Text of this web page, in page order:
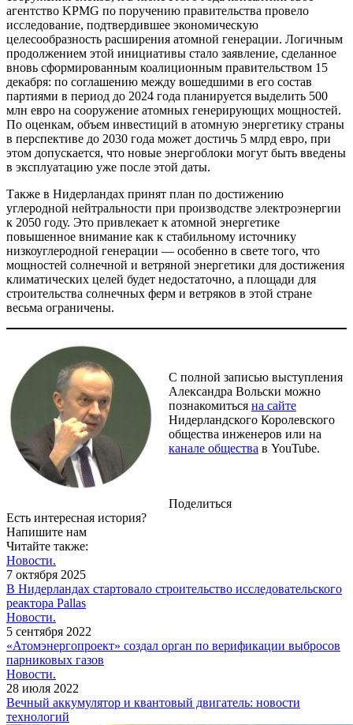
агентство KPMG по поручению правительства провело
исследование, подтвердившее экономическую
целесообразность расширения атомной генерации. Логичным
продолжением этой инициативы стало заявление, сделанное
вновь сформированным коалиционным правительством 15
декабря: по соглашению между вошедшими в его состав
партиями в период до 2024 года планируется выделить 500
млн евро на сооружение атомных генерирующих мощностей.
По оценкам, объем инвестиций в атомную энергетику страны
в перспективе до 2030 года может достичь 5 млрд евро, при
этом допускается, что новые энергоблоки могут быть введены
в эксплуатацию уже после этой даты.
Также в Нидерландах принят план по достижению
углеродной нейтральности при производстве электроэнергии
к 2050 году. Это привлекает к атомной энергетике
повышенное внимание как к стабильному источнику
низкоуглеродной генерации — особенно в свете того, что
мощностей солнечной и ветряной энергетики для достижения
климатических целей будет недостаточно, а площади для
строительства солнечных ферм и ветряков в этой стране
весьма ограничены.
С полной записью выступления
Александра Вольски можно
познакомиться на сайте
Нидерландского Королевского
общества инженеров или на
канале общества в YouTube.
Поделиться
Есть интересная история?
Напишите нам
Читайте также:
Новости.
7 октября 2025
В Нидерландах стартовало строительство исследовательского
реактора Pallas
Новости.
5 сентября 2022
«Атомэнергопроект» создал орган по верификации выбросов
парниковых газов
Новости.
28 июля 2022
Вечный аккумулятор и квантовый двигатель: новости
технологий